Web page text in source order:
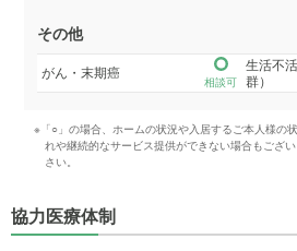
その他
がん・末期癌
相談可
生活不
群）
※「○」の場合、ホームの状況や入居するご本人様の
れや継続的なサービス提供ができない場合もござ
さい。
協力医療体制